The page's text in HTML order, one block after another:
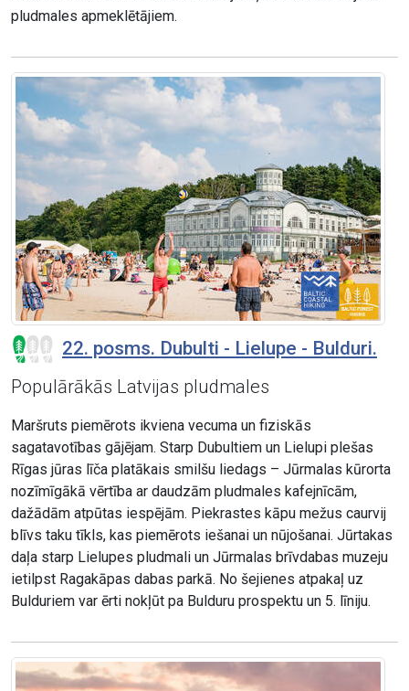
pludmales apmeklētājiem.
22. posms. Dubulti - Lielupe - Bulduri.
Populārākās Latvijas pludmales
Maršruts piemērots ikviena vecuma un fiziskās
sagatavotības gājējam. Starp Dubultiem un Lielupi plešas
Rīgas jūras līča platākais smilšu liedags – Jūrmalas kūrorta
nozīmīgākā vērtība ar daudzām pludmales kafejnīcām,
dažādām atpūtas iespējām. Piekrastes kāpu mežus caurvij
blīvs taku tīkls, kas piemērots iešanai un nūjošanai. Jūrtakas
daļa starp Lielupes pludmali un Jūrmalas brīvdabas muzeju
ietilpst Ragakāpas dabas parkā. No šejienes atpakaļ uz
Bulduriem var ērti nokļūt pa Bulduru prospektu un 5. līniju.